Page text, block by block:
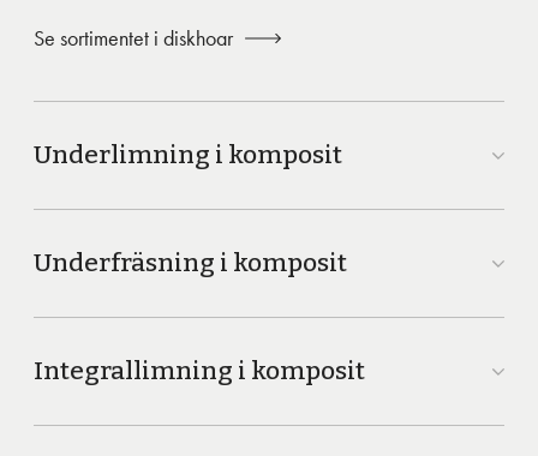
Se sortimentet i diskhoar
Underlimning i komposit
Underfräsning i komposit
Integrallimning i komposit